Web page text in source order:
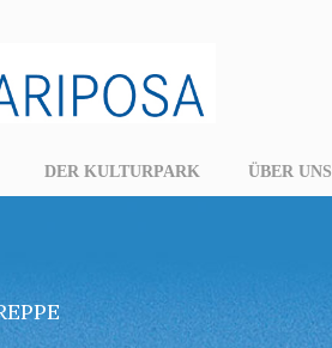
DER KULTURPARK ÜBER UNS